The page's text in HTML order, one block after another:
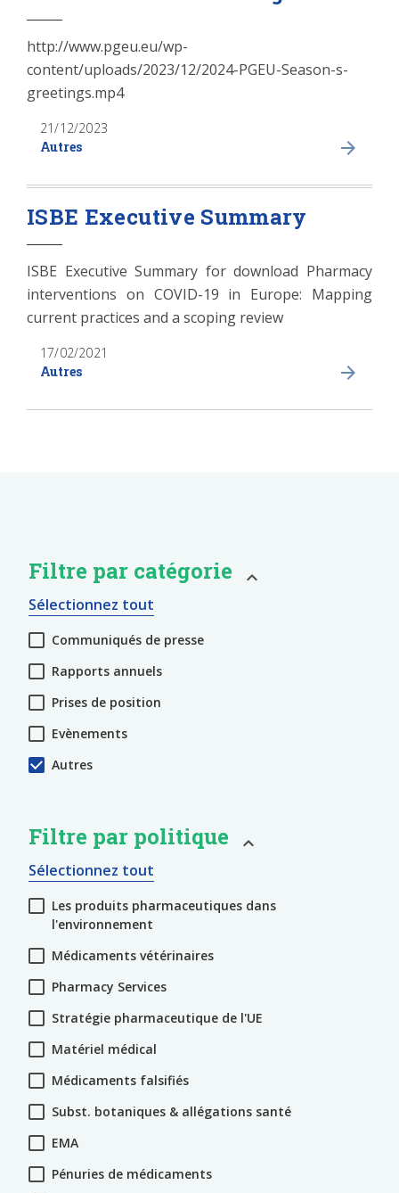
http://www.pgeu.eu/wp-
content/uploads/2023/12/2024-PGEU-Season-s-
greetings.mp4
21/12/2023
Autres
ISBE Executive Summary
ISBE Executive Summary for download Pharmacy
interventions on COVID-19 in Europe: Mapping
current practices and a scoping review
17/02/2021
Autres
Filtre par catégorie
Sélectionnez tout
Communiqués de presse
Rapports annuels
Prises de position
Evènements
Autres
Filtre par politique
Sélectionnez tout
Les produits pharmaceutiques dans
l'environnement
Médicaments vétérinaires
Pharmacy Services
Stratégie pharmaceutique de l'UE
Matériel médical
Médicaments falsifiés
Subst. botaniques & allégations santé
EMA
Pénuries de médicaments